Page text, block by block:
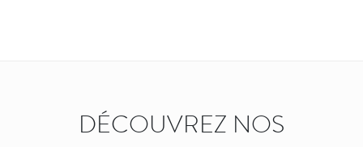
DÉCOUVREZ NOS